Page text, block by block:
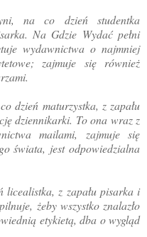
na co dzień studentka
Na Gdzie Wydać pełni
wydawnictwa o najmniej
zajmuje się również
dzień maturzystka, z zapału
dziennikarki. To ona wraz z
mailami, zajmuje się
świata, jest odpowiedzialna
licealistka, z zapału pisarka i
żeby wszystko znalazło
etykietą, dba o wygląd